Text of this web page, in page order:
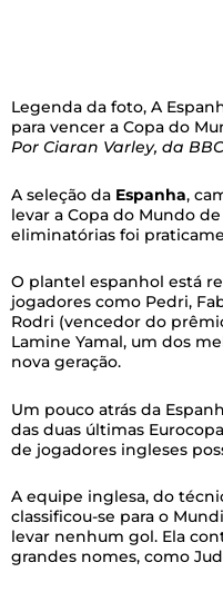
Legenda da foto, A
para vencer a Copa do
Por Ciaran Varley, da
A seleção da Espanha,
levar a Copa do Mundo
eliminatórias foi
O plantel espanhol está
jogadores como Pedri,
Rodri (vencedor do
Lamine Yamal, um dos
nova geração.
Um pouco atrás da
das duas últimas
de jogadores ingleses
A equipe inglesa, do
classificou-se para o
levar nenhum gol. Ela
grandes nomes, como